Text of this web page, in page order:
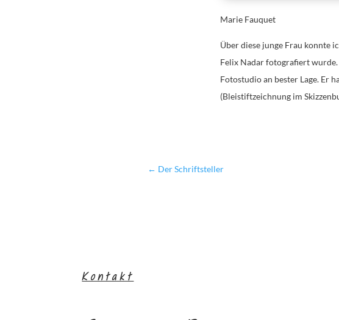
Marie Fauquet
Über diese junge Frau konnte
Felix Nadar fotografiert
Fotostudio an bester Lage. Er
(Bleistiftzeichnung im
← Der Schriftsteller
Kontakt